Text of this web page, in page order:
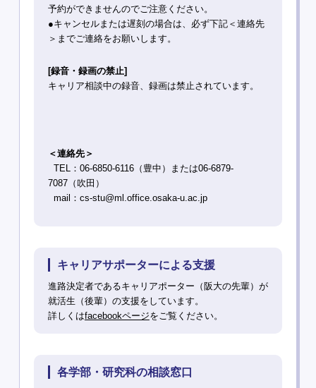
予約ができませんのでご注意ください。
●キャンセルまたは遅刻の場合は、必ず下記＜連絡先
＞までご連絡をお願いします。
[録音・録画の禁止]
キャリア相談中の録音、録画は禁止されています。
＜連絡先＞
TEL：06-6850-6116（豊中）または06-6879-
7087（吹田）
mail：cs-stu@ml.office.osaka-u.ac.jp
キャリアサポーターによる支援
進路決定者であるキャリアポーター（阪大の先輩）が
就活生（後輩）の支援をしています。
詳しくはfacebookページをご覧ください。
各学部・研究科の相談窓口